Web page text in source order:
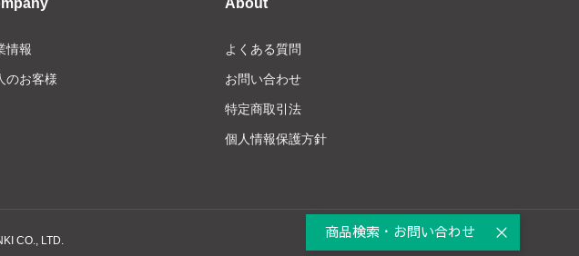
情報
のお客様
About
よくある質問
お問い合わせ
特定商取引法
個人情報保護方針
CO., LTD.
商品検索・お問い合わせ